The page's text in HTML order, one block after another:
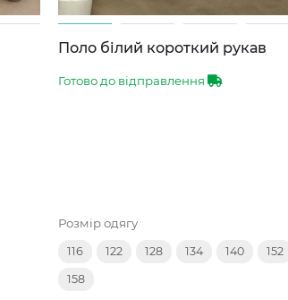
Поло білий короткий рукав
Готово до відправлення
Розмір одягу
116 122 128 134 140 152
158